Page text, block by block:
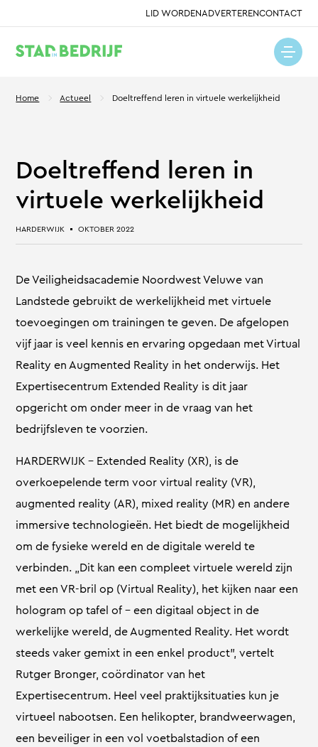
LID WORDENADVERTERENCONTACT
Home Actueel Doeltreffend leren in virtuele werkelijkheid
Doeltreffend leren in
virtuele werkelijkheid
HARDERWIJK OKTOBER 2022
De Veiligheidsacademie Noordwest Veluwe van
Landstede gebruikt de werkelijkheid met virtuele
toevoegingen om trainingen te geven. De afgelopen
vijf jaar is veel kennis en ervaring opgedaan met Virtual
Reality en Augmented Reality in het onderwijs. Het
Expertisecentrum Extended Reality is dit jaar
opgericht om onder meer in de vraag van het
bedrijfsleven te voorzien.
HARDERWIJK – Extended Reality (XR), is de
overkoepelende term voor virtual reality (VR),
augmented reality (AR), mixed reality (MR) en andere
immersive technologieën. Het biedt de mogelijkheid
om de fysieke wereld en de digitale wereld te
verbinden. „Dit kan een compleet virtuele wereld zijn
met een VR-bril op (Virtual Reality), het kijken naar een
hologram op tafel of – een digitaal object in de
werkelijke wereld, de Augmented Reality. Het wordt
steeds vaker gemixt in een enkel product”, vertelt
Rutger Bronger, coördinator van het
Expertisecentrum. Heel veel praktijksituaties kun je
virtueel nabootsen. Een helikopter, brandweerwagen,
een beveiliger in een vol voetbalstadion of een